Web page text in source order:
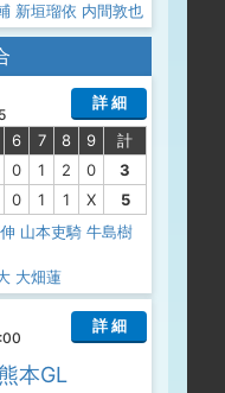
新垣瑠依 内間敦也
詳 細
6 7 8 9
計
0 1 2 0
3
0 1 1 X
5
山本吏騎 牛島樹
大畑蓮
詳 細
熊本GL